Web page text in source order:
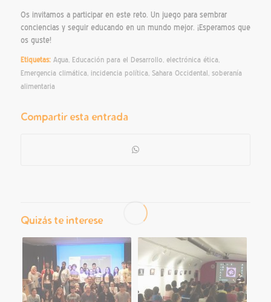
Os invitamos a participar en este reto. Un juego para sembrar
conciencias y seguir educando en un mundo mejor. ¡Esperamos que
os guste!
Etiquetas: Agua, Educación para el Desarrollo, electrónica ética,
Emergencia climática, incidencia política, Sahara Occidental , soberanía
alimentaria
Compartir esta entrada
Quizás te interese